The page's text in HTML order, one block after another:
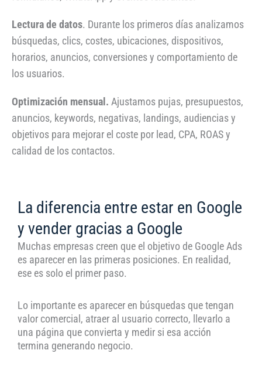
Lectura de datos. Durante los primeros días analizamos
búsquedas, clics, costes, ubicaciones, dispositivos,
horarios, anuncios, conversiones y comportamiento de
los usuarios.
Optimización mensual. Ajustamos pujas, presupuestos,
anuncios, keywords, negativas, landings, audiencias y
objetivos para mejorar el coste por lead, CPA, ROAS y
calidad de los contactos.
La diferencia entre estar en Google
y vender gracias a Google
Muchas empresas creen que el objetivo de Google Ads
es aparecer en las primeras posiciones. En realidad,
ese es solo el primer paso.
Lo importante es aparecer en búsquedas que tengan
valor comercial, atraer al usuario correcto, llevarlo a
una página que convierta y medir si esa acción
termina generando negocio.